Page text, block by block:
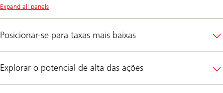
Expand all panels
Posicionar-se para taxas mais baixas
Explorar o potencial de alta das ações